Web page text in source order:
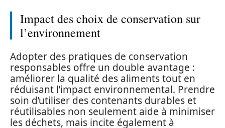
Impact des choix de conservation sur
l’environnement
Adopter des pratiques de conservation
responsables offre un double avantage :
améliorer la qualité des aliments tout en
réduisant l’impact environnemental. Prendre
soin d’utiliser des contenants durables et
réutilisables non seulement aide à minimiser
les déchets, mais incite également à